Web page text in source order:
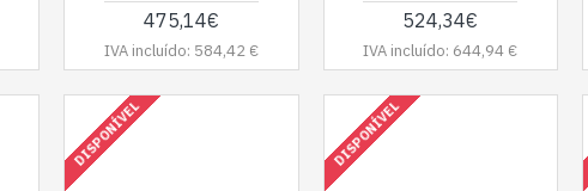
475,14€
IVA incluído: 584,42 €
524,34€
IVA incluído: 644,94 €
DISPONÍVEL DISPONÍVEL